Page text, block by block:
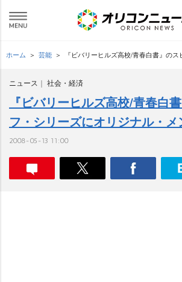
ホーム 芸能 『ビバリーヒルズ高校/青春白書』の
ニュース 社会・経済
『ビバリーヒルズ高校/青春白
フ・シリーズにオリジナル・
2008-05-13 11:00